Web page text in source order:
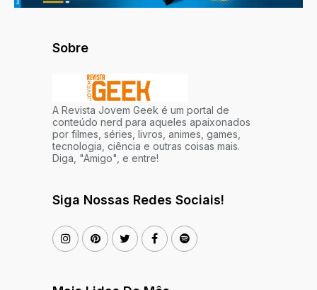
Sobre
A Revista Jovem Geek é um portal de
conteúdo nerd para aqueles apaixonados
por filmes, séries, livros, animes, games,
tecnologia, ciência e outras coisas mais.
Diga, "Amigo", e entre!
Siga Nossas Redes Sociais!